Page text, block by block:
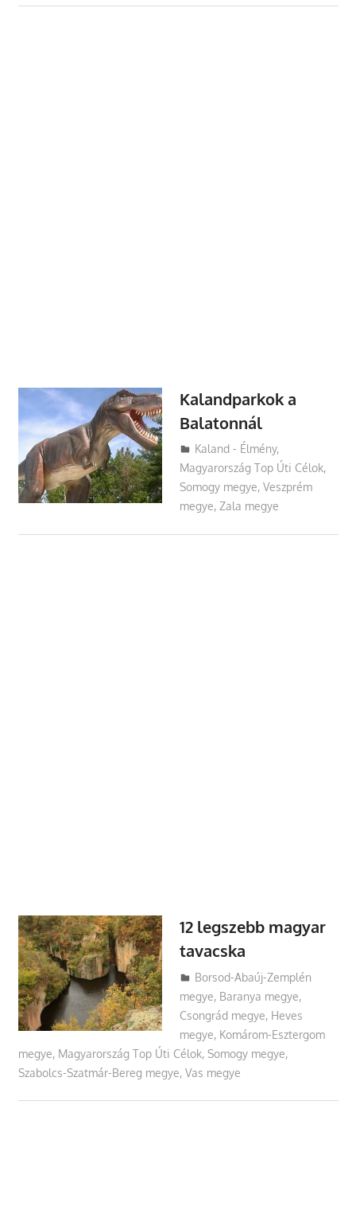
Kalandparkok a
Balatonnál
Utazasok.org
Kaland - Élmény,
Magyarország Top Úti Célok,
Somogy megye,Veszprém
megye, Zala megye
12 legszebb magyar
tavacska
Utazasok.org
Borsod-Abaúj-Zemplén
megye, Baranya megye,
Csongrád megye, Heves
megye, Komárom-Esztergom
megye, Magyarország Top Úti Célok, Somogy megye,
Szabolcs-Szatmár-Bereg megye, Vas megye